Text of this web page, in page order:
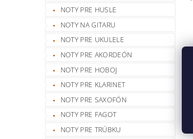
NOTY PRE HUSLE
NOTY NA GITARU
NOTY PRE UKULELE
NOTY PRE AKORDEÓN
NOTY PRE HOBOJ
NOTY PRE KLARINET
NOTY PRE SAXOFÓN
NOTY PRE FAGOT
NOTY PRE TRÚBKU